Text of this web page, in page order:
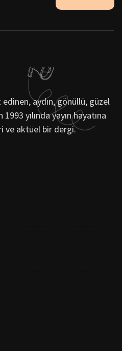
aydın, gönüllü, güzel
yılında yayın hayatına
ve aktüel bir dergi.